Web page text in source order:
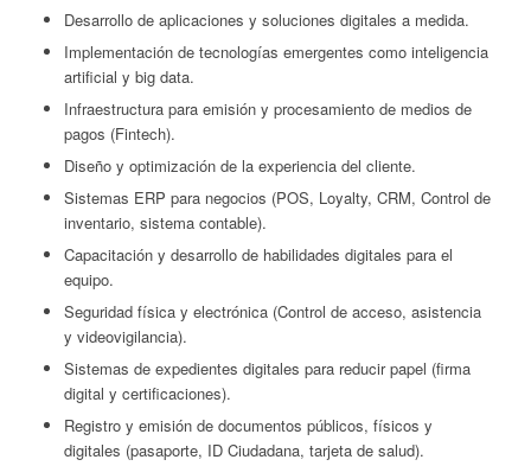
Desarrollo de aplicaciones y soluciones digitales a medida.
Implementación de tecnologías emergentes como inteligencia
artificial y big data.
Infraestructura para emisión y procesamiento de medios de
pagos (Fintech).
Diseño y optimización de la experiencia del cliente.
Sistemas ERP para negocios (POS, Loyalty, CRM, Control de
inventario, sistema contable).
Capacitación y desarrollo de habilidades digitales para el
equipo.
Seguridad física y electrónica (Control de acceso, asistencia
y videovigilancia).
Sistemas de expedientes digitales para reducir papel (firma
digital y certificaciones).
Registro y emisión de documentos públicos, físicos y
digitales (pasaporte, ID Ciudadana, tarjeta de salud).